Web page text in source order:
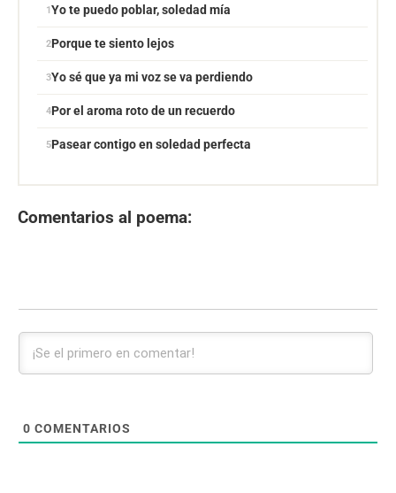
Yo te puedo poblar, soledad mía
Porque te siento lejos
Yo sé que ya mi voz se va perdiendo
Por el aroma roto de un recuerdo
Pasear contigo en soledad perfecta
Comentarios al poema:
0 COMENTARIOS